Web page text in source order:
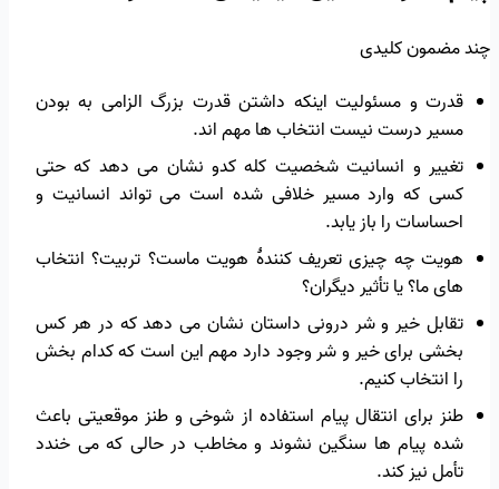
چند مضمون کلیدی
قدرت و مسئولیت اینکه داشتن قدرت بزرگ الزامی به بودن
مسیر درست نیست انتخاب ها مهم اند.
تغییر و انسانیت شخصیت کله کدو نشان می دهد که حتی
کسی که وارد مسیر خلافی شده است می تواند انسانیت و
احساسات را باز یابد.
هویت چه چیزی تعریف کنندهٔ هویت ماست؟ تربیت؟ انتخاب
های ما؟ یا تأثیر دیگران؟
تقابل خیر و شر درونی داستان نشان می دهد که در هر کس
بخشی برای خیر و شر وجود دارد مهم این است که کدام بخش
را انتخاب کنیم.
طنز برای انتقال پیام استفاده از شوخی و طنز موقعیتی باعث
شده پیام ها سنگین نشوند و مخاطب در حالی که می خندد
تأمل نیز کند.